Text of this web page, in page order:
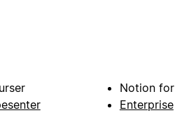
Notion for
Enterprise